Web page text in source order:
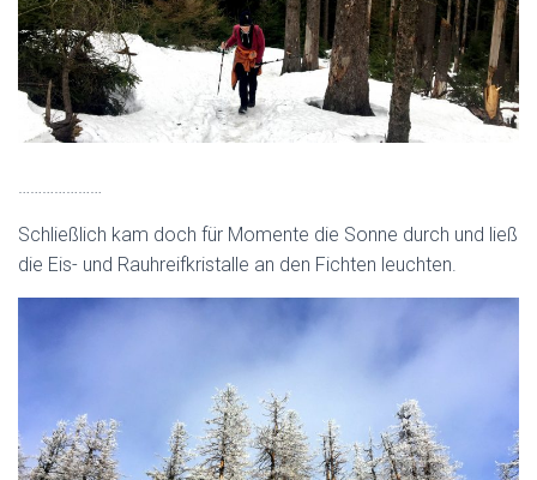
Schließlich kam doch für Momente die Sonne durch und ließ
die Eis- und Rauhreifkristalle an den Fichten leuchten.